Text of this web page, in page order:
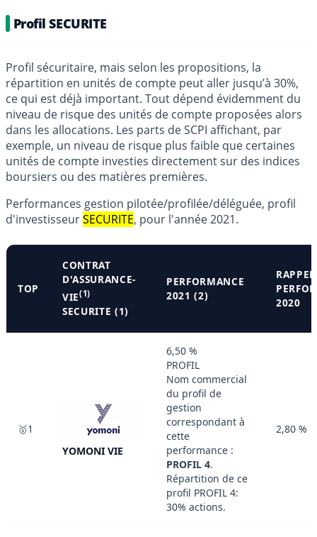
Profil SECURITE
Profil sécuritaire, mais selon les propositions, la
répartition en unités de compte peut aller jusqu’à 30%,
ce qui est déjà important. Tout dépend évidemment du
niveau de risque des unités de compte proposées alors
dans les allocations. Les parts de SCPI affichant, par
exemple, un niveau de risque plus faible que certaines
unités de compte investies directement sur des indices
boursiers ou des matières premières.
Performances gestion pilotée/profilée/déléguée, profil
d'investisseurSECURITE, pour l'année 2021.
TOP
CONTRAT
D'ASSURANCE-
VIE(1)
SECURITE (1)
PERFORMANCE
2021 (2)
RAPPEL
2020
🥇1
YOMONI VIE
6,50 %
PROFIL
Nom commercial
du profil de
gestion
correspondant à
cette
performance :
PROFIL 4.
Répartition de ce
profil PROFIL 4:
30% actions.
2,80 %